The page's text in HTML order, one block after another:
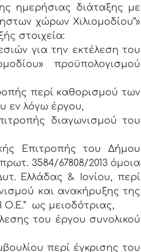
ημερήσιας διάταξης με
χώρων Χιλιομοδίου”»
στοιχεία:
για την εκτέλεση του
προϋπολογισμού
περί καθορισμού των
εν λόγω έργου,
διαγωνισμού του
Επιτροπής του Δήμου
3584/67808/2013 όμοια
Ελλάδας & Ιονίου, περί
και ανακήρυξης της
Ο.Ε.” ως μειοδότριας,
του έργου συνολικού
περί έγκρισης του